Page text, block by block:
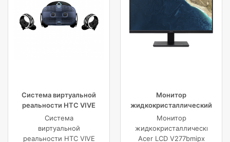
Система виртуальной
реальности HTC VIVE
Cosmos
Система
виртуальной
реальности HTC VIVE
Монитор
жидкокристаллический
Acer LCD V277bmipx 27”
[16:9] 1920х1080(FHD) IPS
Монитор
жидкокристаллический
Acer LCD V277bmipx